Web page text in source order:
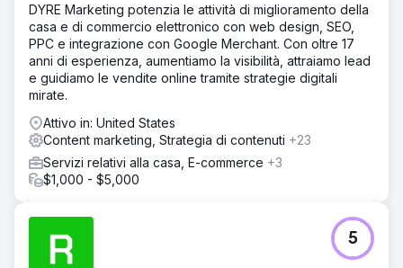
DYRE Marketing potenzia le attività di miglioramento della
casa e di commercio elettronico con web design, SEO,
PPC e integrazione con Google Merchant. Con oltre 17
anni di esperienza, aumentiamo la visibilità, attraiamo lead
e guidiamo le vendite online tramite strategie digitali
mirate.
Attivo in: United States
Content marketing, Strategia di contenuti +23
Servizi relativi alla casa, E-commerce +3
$1,000 - $5,000
5